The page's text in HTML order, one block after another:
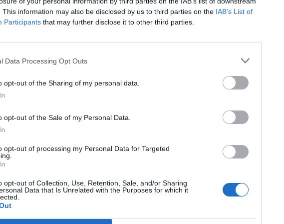
This information may also be disclosed by us to third parties on the IAB’s List of
Participants that may further disclose it to other third parties.
Data Processing Opt Outs
opt-out of the Sharing of my personal data.
opt-out of the Sale of my Personal Data.
opt-out of processing my Personal Data for Targeted
opt-out of Collection, Use, Retention, Sale, and/or Sharing
Data that Is Unrelated with the Purposes for which it
közzé az új módszertan szerint számított kereseti statisztikáit, amely arról
forint volt. Az új felmérésből megtudhatjuk, hogy miként alakul a nők és a férfiak
is, hogy az egyes korosztályok mennyi pénzt...
portfolio.hu hírarchívumához tartozik, melynek olvasása előfizetéses
cikkarchívum
elmúlt 2 év napon belüli
Előfizetés